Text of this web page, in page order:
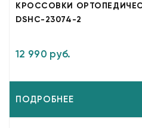
КРОССОВКИ
DSHC-23074-2
12 990 руб.
ПОДРОБНЕЕ